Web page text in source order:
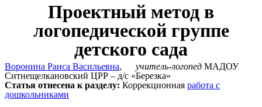
Проектный метод в
логопедической группе
детского сада
Воронина Раиса Васильевна, учитель-логопед МАДОУ
Ситнещелкановский ЦРР – д/с «Березка»
Статья отнесена к разделу: Коррекционная работа с
дошкольниками